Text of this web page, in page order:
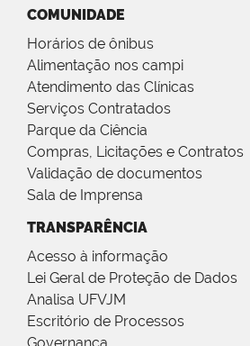
COMUNIDADE
Horários de ônibus
Alimentação nos campi
Atendimento das Clínicas
Serviços Contratados
Parque da Ciência
Compras, Licitações e Contratos
Validação de documentos
Sala de Imprensa
TRANSPARÊNCIA
Acesso à informação
Lei Geral de Proteção de Dados
Analisa UFVJM
Escritório de Processos